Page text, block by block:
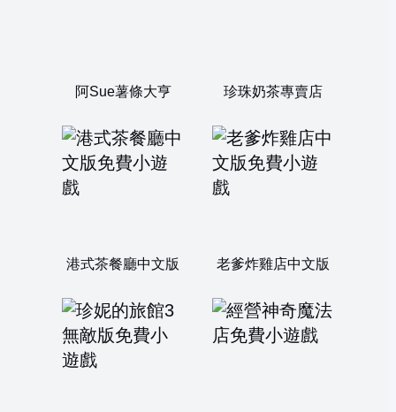
阿Sue薯條大亨 珍珠奶茶專賣店
港式茶餐廳中文版 老爹炸雞店中文版